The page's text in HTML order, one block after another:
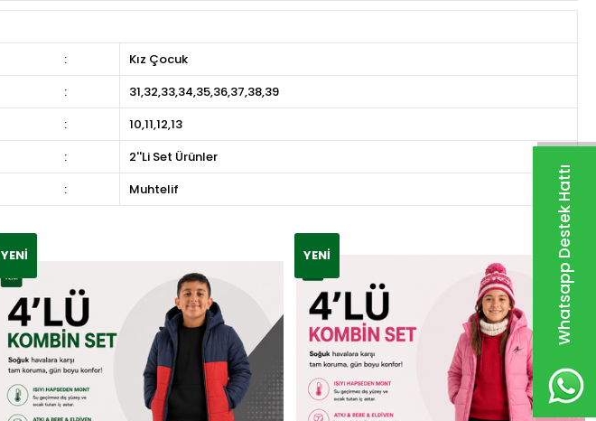
Whatsapp Destek Hattı
:
Kız Çocuk
:
31,32,33,34,35,36,37,38,39
:
10,11,12,13
:
2''Li Set Ürünler
: Muhtelif
YENI YENI